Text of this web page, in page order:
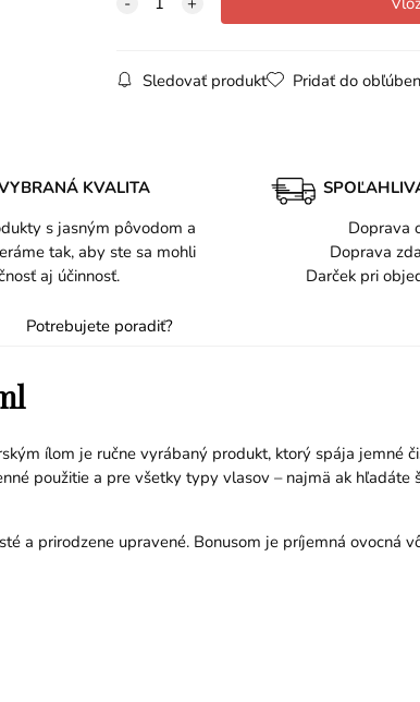
Sledovať produkt Pridať do
KVALITA
s jasným pôvodom a
tak, aby ste sa mohli
aj účinnosť.
Doprava
Doprava
Darček pri
Potrebujete poradiť?
ílom je ručne vyrábaný produkt, ktorý spája jemné
použitie a pre všetky typy vlasov – najmä ak hľadáte
a prirodzene upravené. Bonusom je príjemná ovocná